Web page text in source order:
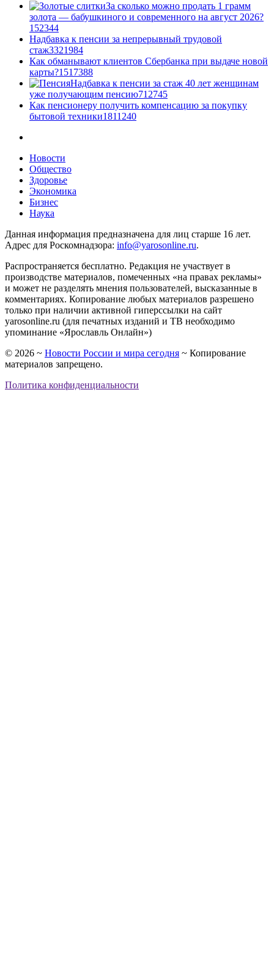
За сколько можно продать 1 грамм
золота — бабушкиного и современного на август 2026?
152344
Надбавка к пенсии за непрерывный трудовой
стаж3321984
Как обманывают клиентов Сбербанка при выдаче новой
карты?1517388
Надбавка к пенсии за стаж 40 лет женщинам
уже получающим пенсию712745
Как пенсионеру получить компенсацию за покупку
бытовой техники1811240
Новости
Общество
Здоровье
Экономика
Бизнес
Наука
Данная информация предназначена для лиц старше 16 лет.
Адрес для Роскомнадзора: info@yarosonline.ru.
Распространяется бесплатно. Редакция не участвует в
производстве материалов, помеченных «на правах рекламы»
и может не разделять мнения пользователей, высказанные в
комментариях. Копирование любых материалов разрешено
только при наличии активной гиперссылки на сайт
yarosonline.ru (для печатных изданий и ТВ необходимо
упоминание «Ярославль Онлайн»)
© 2026 ~ Новости России и мира сегодня ~ Копирование
материалов запрещено.
Политика конфиденциальности